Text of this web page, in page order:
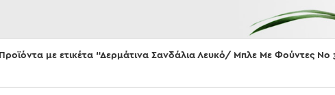
Προϊόντα με ετικέτα “Δερμάτινα Σανδάλια Λευκό/ Μπλε Με Φούντες Νο